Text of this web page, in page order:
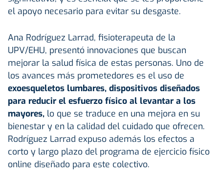
el apoyo necesario para evitar su desgaste.
Ana Rodríguez Larrad, fisioterapeuta de la
UPV/EHU, presentó innovaciones que buscan
mejorar la salud física de estas personas. Uno de
los avances más prometedores es el uso de
exoesqueletos lumbares, dispositivos diseñados
para reducir el esfuerzo físico al levantar a los
mayores, lo que se traduce en una mejora en su
bienestar y en la calidad del cuidado que ofrecen.
Rodríguez Larrad expuso además los efectos a
corto y largo plazo del programa de ejercicio físico
online diseñado para este colectivo.